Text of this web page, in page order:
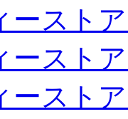
ースト
ースト
ースト